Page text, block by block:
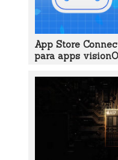
App Store
para apps